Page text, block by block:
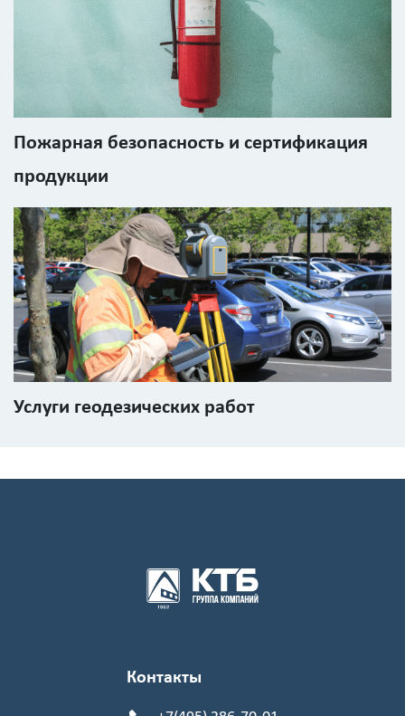
Пожарная безопасность и сертификация
продукции
Услуги геодезических работ
Контакты